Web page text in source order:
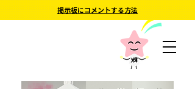
掲示板にコメントする方法